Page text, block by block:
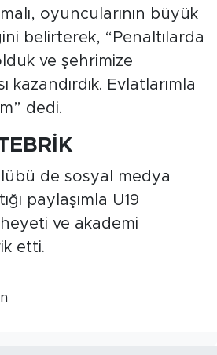
oyuncularının büyük
belirterek, “Penaltılarda
ve şehrimize
kazandırdık. Evlatlarımla
dedi.
de sosyal medya
paylaşımla U19
heyeti ve akademi
etti.